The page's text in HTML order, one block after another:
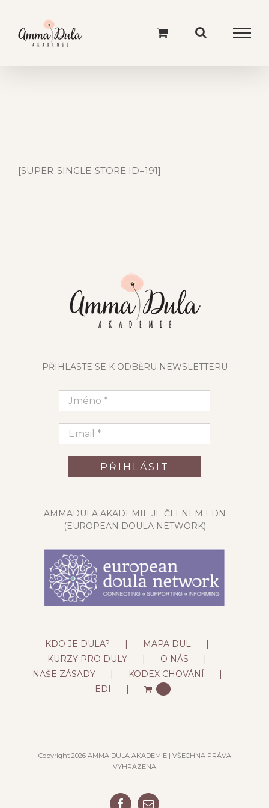
content
[SUPER-SINGLE-STORE ID=191]
PŘIHLASTE SE K ODBĚRU NEWSLETTERU
AMMADULA AKADEMIE JE ČLENEM EDN
(EUROPEAN DOULA NETWORK)
KDO JE DULA?
MAPA DUL
KURZY PRO DULY
O NÁS
NAŠE ZÁSADY
KODEX CHOVÁNÍ
EDI
Copyright 2026 AMMA DULA AKADEMIE | VŠECHNA PRÁVA
VYHRAZENA